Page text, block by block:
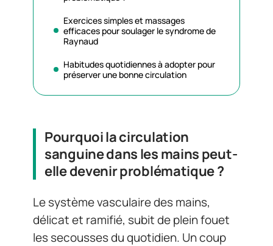
Exercices simples et massages
efficaces pour soulager le syndrome de
Raynaud
Habitudes quotidiennes à adopter pour
préserver une bonne circulation
Pourquoi la circulation
sanguine dans les mains peut-
elle devenir problématique ?
Le système vasculaire des mains,
délicat et ramifié, subit de plein fouet
les secousses du quotidien. Un coup